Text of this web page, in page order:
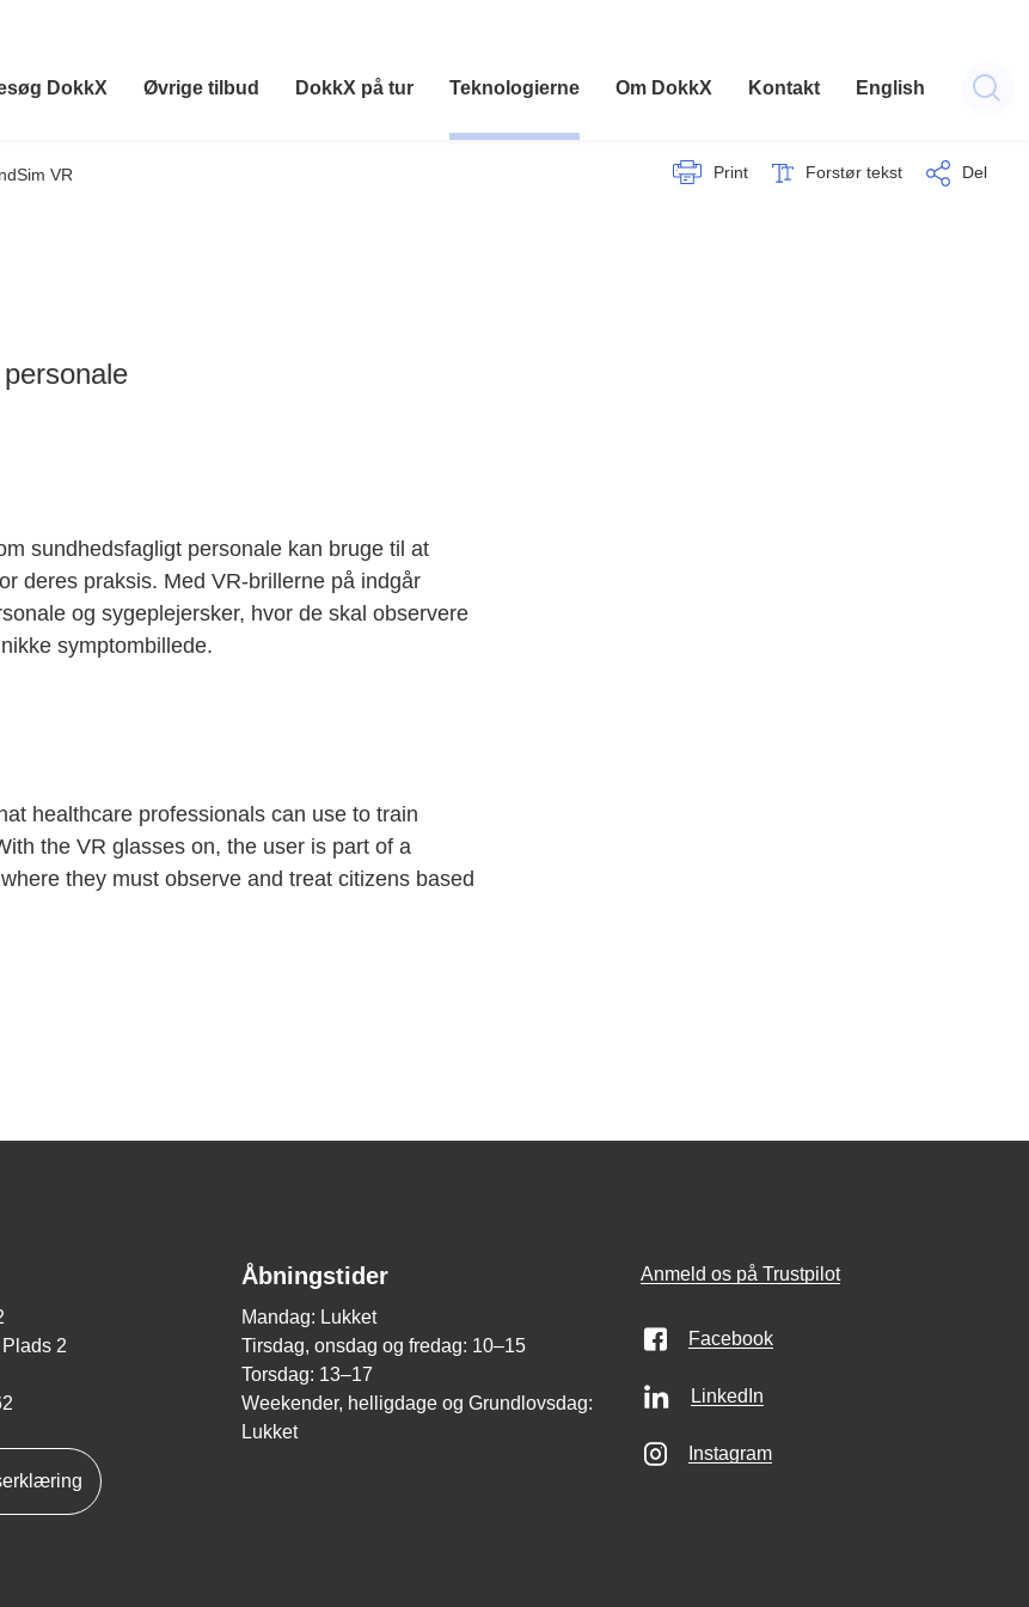
DokkX Øvrige tilbud DokkX på tur Teknologierne Om DokkX Kontakt English
VR Print Forstør tekst Del
sundhedsfagligt personale kan bruge til at
deres praksis. Med VR-brillerne på indgår
og sygeplejersker, hvor de skal observere
symptombillede.
healthcare professionals can use to train
the VR glasses on, the user is part of a
they must observe and treat citizens based
2
Åbningstider
Mandag: Lukket
Tirsdag, onsdag og fredag: 10–15
Torsdag: 13–17
Weekender, helligdage og Grundlovsdag:
Lukket
Anmeld os på Trustpilot
Facebook
LinkedIn
Instagram